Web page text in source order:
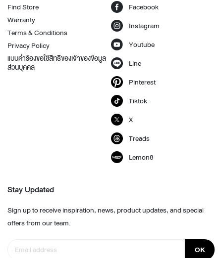
Find Store
Warranty
Terms & Conditions
Privacy Policy
แบบคำร้องขอใช้สิทธิของเจ้าของข้อมูล
ส่วนบุคคล
Facebook
Instagram
Youtube
Line
Pinterest
Tiktok
X
Treads
Lemon8
Stay Updated
Sign up to receive inspiration, news, product updates, and special
offers from our team.
OK